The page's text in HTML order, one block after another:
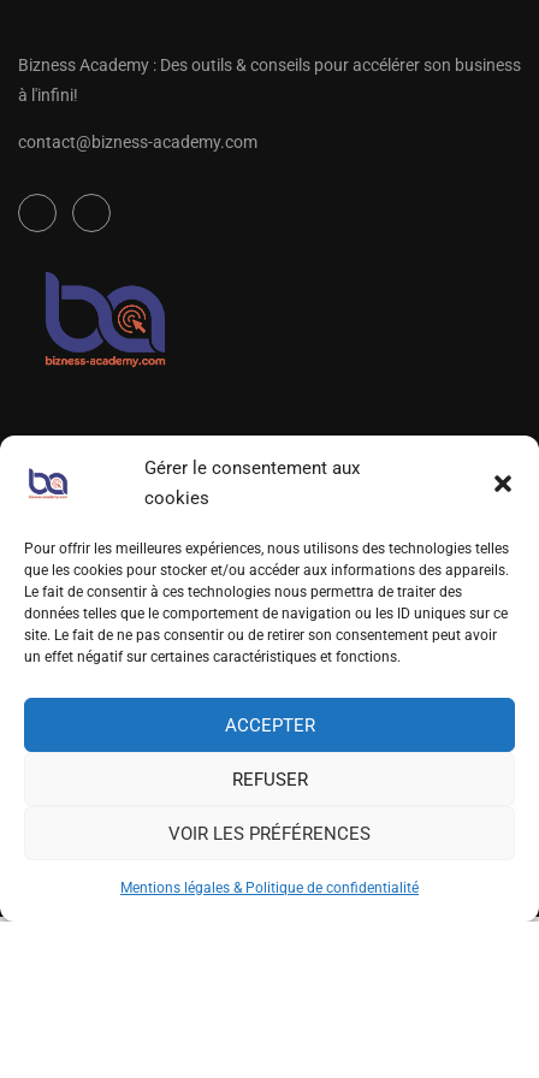
Gérer le consentement aux
cookies
Pour offrir les meilleures expériences, nous utilisons des technologies telles
que les cookies pour stocker et/ou accéder aux informations des appareils.
Le fait de consentir à ces technologies nous permettra de traiter des
données telles que le comportement de navigation ou les ID uniques sur ce
site. Le fait de ne pas consentir ou de retirer son consentement peut avoir
un effet négatif sur certaines caractéristiques et fonctions.
ACCEPTER
REFUSER
VOIR LES PRÉFÉRENCES
Mentions légales & Politique de confidentialité
Bizness Academy : Des outils & conseils pour accélérer son business
à l'infini!
contact@bizness-academy.com
LIENS UTILES
Qui sommes-nous?
Foire aux Questions
Prendre RDV